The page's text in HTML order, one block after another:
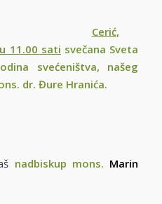
Cerić,
11.00 sati svečana Sveta
svećeništva, našeg
dr. Đure Hranića.
nadbiskup mons. Marin